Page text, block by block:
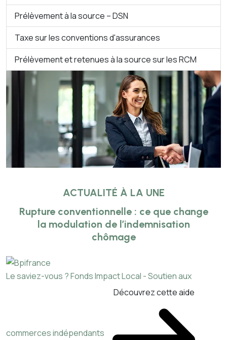
Prélèvement à la source – DSN
Taxe sur les conventions d'assurances
Prélèvement et retenues à la source sur les RCM
ACTUALITÉ À LA UNE
Rupture conventionnelle : ce que change
la modulation de l’indemnisation
chômage
Le saviez-vous ?Fonds Impact Local - Soutien aux
commerces indépendants
Découvrez cette aide